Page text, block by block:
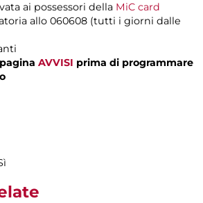
ai possessori della MiC card
allo 060608 (tutti i giorni dalle
AVVISI prima di programmare